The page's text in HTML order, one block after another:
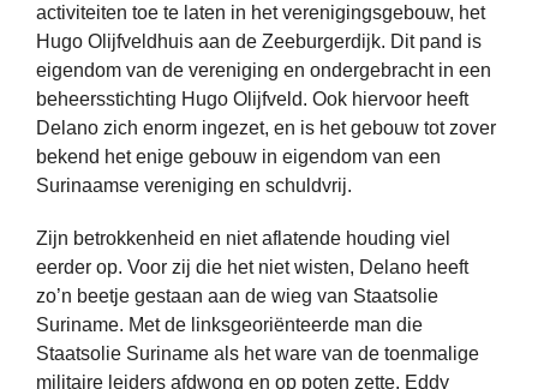
activiteiten toe te laten in het verenigingsgebouw, het
Hugo Olijfveldhuis aan de Zeeburgerdijk. Dit pand is
eigendom van de vereniging en ondergebracht in een
beheersstichting Hugo Olijfveld. Ook hiervoor heeft
Delano zich enorm ingezet, en is het gebouw tot zover
bekend het enige gebouw in eigendom van een
Surinaamse vereniging en schuldvrij.
Zijn betrokkenheid en niet aflatende houding viel
eerder op. Voor zij die het niet wisten, Delano heeft
zo’n beetje gestaan aan de wieg van Staatsolie
Suriname. Met de linksgeoriënteerde man die
Staatsolie Suriname als het ware van de toenmalige
militaire leiders afdwong en op poten zette, Eddy